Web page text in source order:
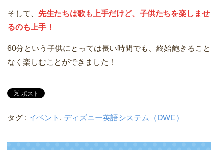
そして、 先生たちは歌も上手だけど、子供たちを楽しませ
るのも上手！
60分という子供にとっては長い時間でも、終始飽きること
なく楽しむことができました！
タグ : イベント , ディズニー英語システム（DWE）